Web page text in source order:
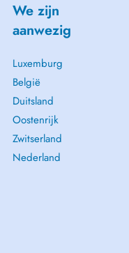
We zijn
aanwezig
Luxemburg
België
Duitsland
Oostenrijk
Zwitserland
Nederland